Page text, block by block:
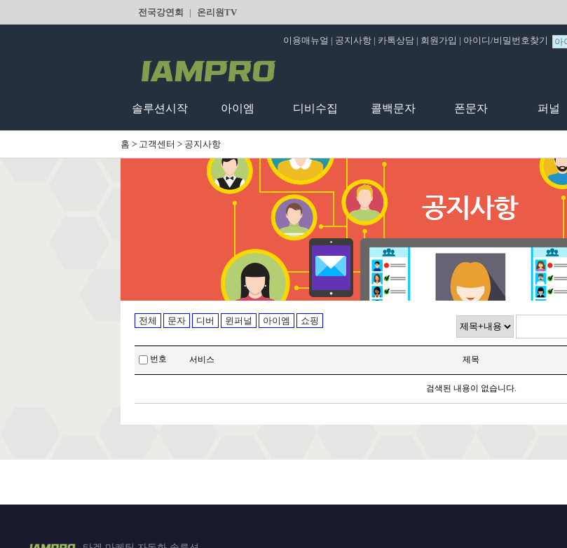
전국강연회 | 온리원TV
이용매뉴얼 | 공지사항 | 카톡상담 | 회원가입 | 아이디/비밀번호찾기
솔루션시작 아이엠 디비수집 콜백문자 폰문자 퍼널
홈 > 고객센터 > 공지사항
전체 문자 디버 윈퍼널 아이엠 쇼핑
번호 서비스 제목
검색된 내용이 없습니다.